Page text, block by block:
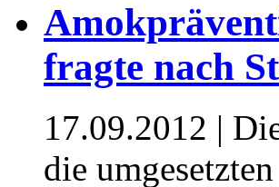
fragte nach
17.09.2012 |
die